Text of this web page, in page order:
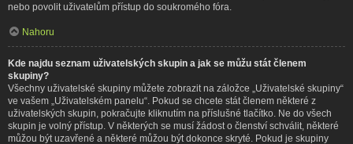
nebo povolit uživatelům přístup do soukromého fóra.
Nahoru
Kde najdu seznam uživatelských skupin a jak se můžu stát členem
skupiny?
Všechny uživatelské skupiny můžete zobrazit na záložce „Uživatelské skupiny“
ve vašem „Uživatelském panelu“. Pokud se chcete stát členem některé z
uživatelských skupin, pokračujte kliknutím na příslušné tlačítko. Ne do všech
skupin je volný přístup. V některých se musí žádost o členství schválit, některé
můžou být uzavřené a některé můžou být dokonce skryté. Pokud je skupiny